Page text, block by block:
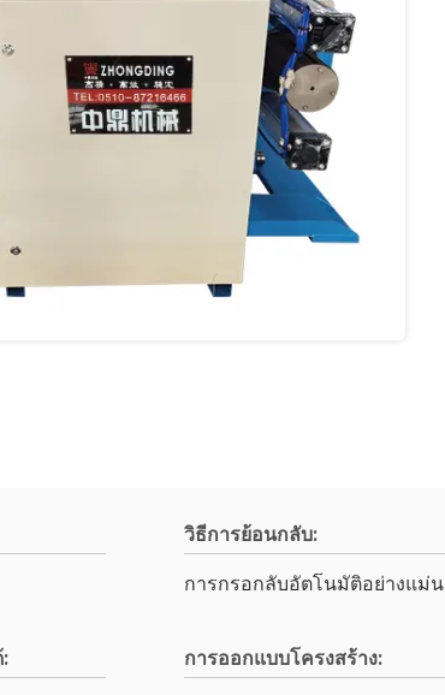
วิธีการย้อนกลับ:
การกรอกลับอัตโนมัติอย่างแม่น
การออกแบบโครงสร้าง: